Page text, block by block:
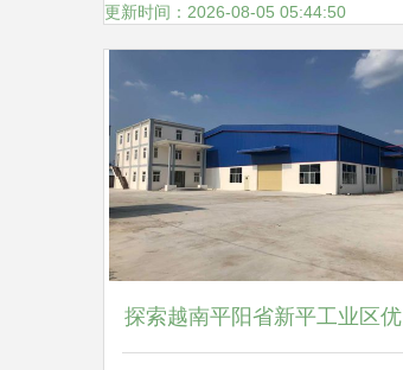
更新时间：2026-08-05 05:44:50
探索越南平阳省新平工业区优